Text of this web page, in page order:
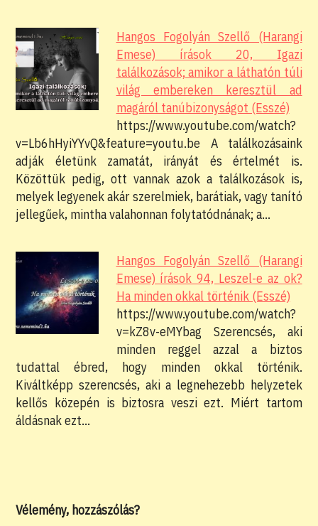
Hangos Fogolyán Szellő (Harangi
Emese) írások 20, Igazi
találkozások; amikor a láthatón túli
világ embereken keresztül ad
magáról tanúbizonyságot (Esszé)
https://www.youtube.com/watch?
v=Lb6hHyiYYvQ&feature=youtu.be A találkozásaink
adják életünk zamatát, irányát és értelmét is.
Közöttük pedig, ott vannak azok a találkozások is,
melyek legyenek akár szerelmiek, barátiak, vagy tanító
jellegűek, mintha valahonnan folytatódnának; a…
Hangos Fogolyán Szellő (Harangi
Emese) írások 94, Leszel-e az ok?
Ha minden okkal történik (Esszé)
https://www.youtube.com/watch?
v=kZ8v-eMYbag Szerencsés, aki
minden reggel azzal a biztos
tudattal ébred, hogy minden okkal történik.
Kiváltképp szerencsés, aki a legnehezebb helyzetek
kellős közepén is biztosra veszi ezt. Miért tartom
áldásnak ezt…
Vélemény, hozzászólás?